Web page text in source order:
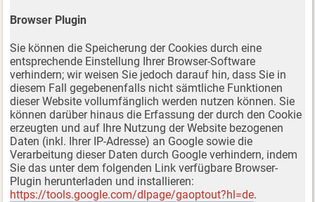
Browser Plugin
Sie können die Speicherung der Cookies durch eine
entsprechende Einstellung Ihrer Browser-Software
verhindern; wir weisen Sie jedoch darauf hin, dass Sie in
diesem Fall gegebenenfalls nicht sämtliche Funktionen
dieser Website vollumfänglich werden nutzen können. Sie
können darüber hinaus die Erfassung der durch den Cookie
erzeugten und auf Ihre Nutzung der Website bezogenen
Daten (inkl. Ihrer IP-Adresse) an Google sowie die
Verarbeitung dieser Daten durch Google verhindern, indem
Sie das unter dem folgenden Link verfügbare Browser-
Plugin herunterladen und installieren:
https://tools.google.com/dlpage/gaoptout?hl=de.